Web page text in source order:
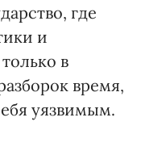
где
и
в
время,
уязвимым.